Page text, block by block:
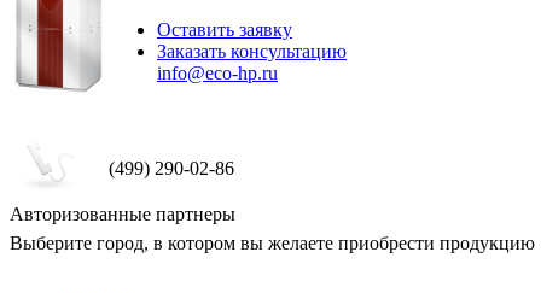
Оставить заявку
Заказать консультацию
info@eco-hp.ru
(499) 290-02-86
Авторизованные партнеры
Выберите город, в котором вы желаете приобрести продукцию